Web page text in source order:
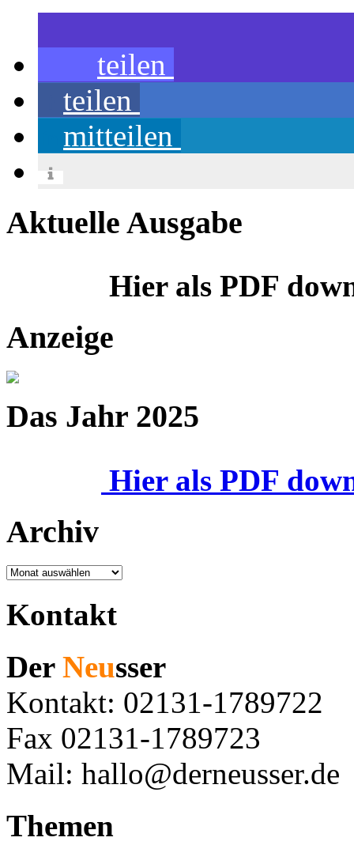
teilen
teilen
mitteilen
Aktuelle Ausgabe
Hier als PDF
Anzeige
Das Jahr 2025
Hier als PDF
Archiv
Archiv
Kontakt
Der Neusser
Kontakt: 02131-1789722
Fax 02131-1789723
Mail: hallo@derneusser.de
Themen